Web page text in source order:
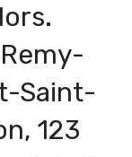
Saint-
123